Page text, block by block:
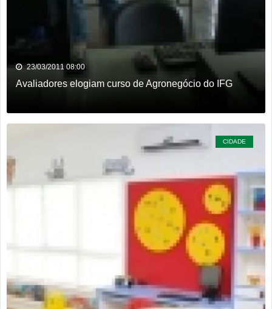
23/03/2011 08:00
Avaliadores elogiam curso de Agronegócio do IFG
CIDADE